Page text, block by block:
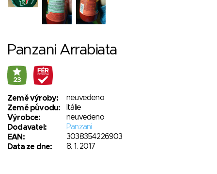
Panzani Arrabiata
23
Země výroby:
neuvedeno
Země původu:
Itálie
Výrobce:
neuvedeno
Dodavatel:
Panzani
EAN:
3038354226903
Data ze dne:
8. 1. 2017